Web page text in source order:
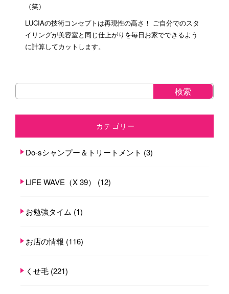
（笑）
LUCIAの技術コンセプトは再現性の高さ！ ご自分でのスタ
イリングが美容室と同じ仕上がりを毎日お家でできるよう
に計算してカットします。
カテゴリー
Do-sシャンプー＆トリートメント (3)
LIFE WAVE（X 39） (12)
お勉強タイム (1)
お店の情報 (116)
くせ毛 (221)